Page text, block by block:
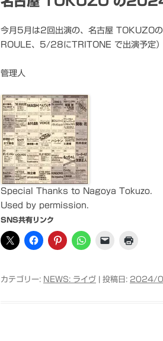
今月5月は2回出演の、名古屋 TOKUZO
ROULE、5/28にTRITONE で出演予定）
管理人
Special Thanks to Nagoya Tokuzo.
Used by permission.
SNS共有リンク
カテゴリー: NEWS: ライヴ | 投稿日: 2024/